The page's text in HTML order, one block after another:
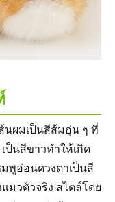
นผมเป็นสีส้มอุ่น ๆ ที่
ป็นสีขาวทำให้เกิด
พูอ่อนดวงตาเป็นสี
มวตัวจริง สไตล์โดย